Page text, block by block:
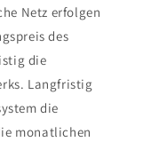
Netz erfolgen
des
die
Langfristig
die
monatlichen